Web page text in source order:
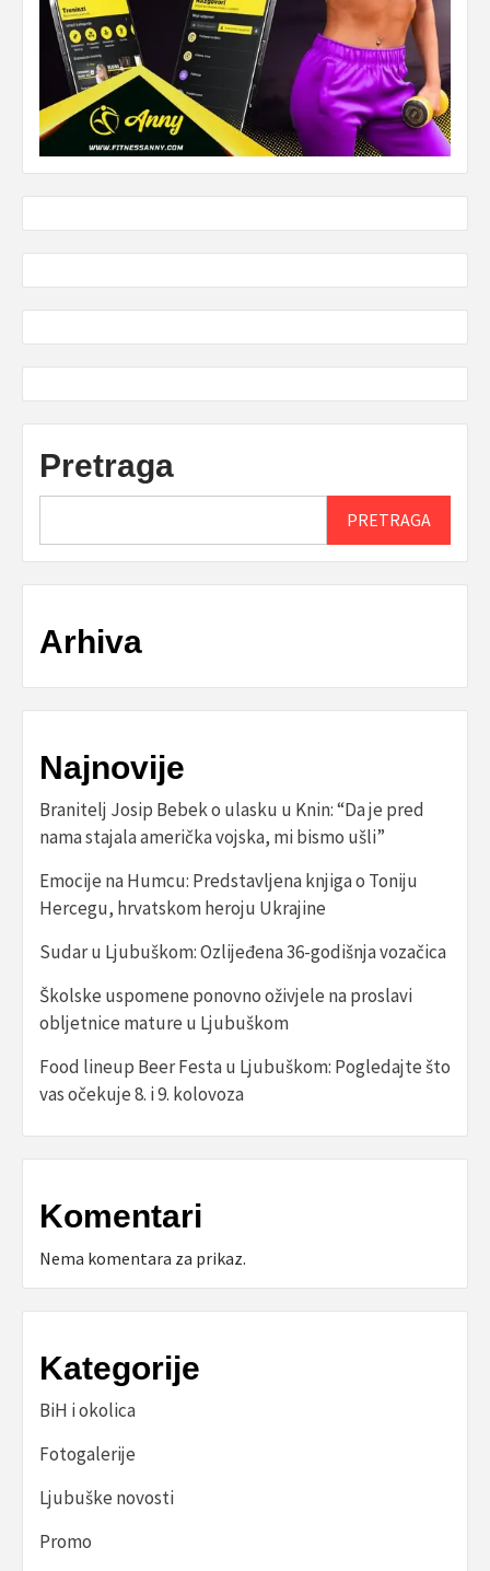
Pretraga
PRETRAGA
Arhiva
Najnovije
Branitelj Josip Bebek o ulasku u Knin: “Da je pred
nama stajala američka vojska, mi bismo ušli”
Emocije na Humcu: Predstavljena knjiga o Toniju
Hercegu, hrvatskom heroju Ukrajine
Sudar u Ljubuškom: Ozlijeđena 36-godišnja vozačica
Školske uspomene ponovno oživjele na proslavi
obljetnice mature u Ljubuškom
Food lineup Beer Festa u Ljubuškom: Pogledajte što
vas očekuje 8. i 9. kolovoza
Komentari
Nema komentara za prikaz.
Kategorije
BiH i okolica
Fotogalerije
Ljubuške novosti
Promo